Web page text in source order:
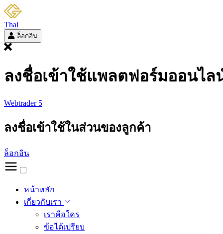
Thai
ล็อกอิน
ลงชื่อเข้าใช้แพลตฟอร์มออนไล
Webtrader 5
ลงชื่อเข้าใช้ในส่วนของลูกค้า
ล็อกอิน
หน้าหลัก
เกี่ยวกับเรา
เราคือใคร
ข้อได้เปรียบ